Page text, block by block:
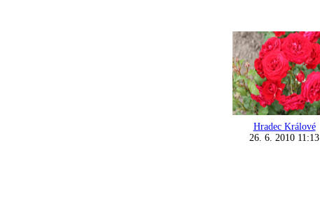
Hradec Králové
26. 6. 2010 11:13